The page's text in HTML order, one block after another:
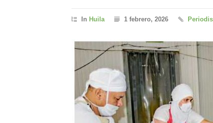
In Huila 1 febrero, 2026